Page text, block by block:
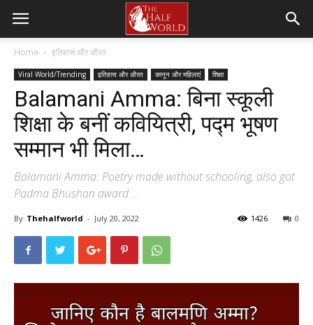
Home इतिहास और औरत
Viral World/Trending इतिहास और औरत कानून और महिलाएं शिक्षा
Balamani Amma: बिना स्कूली
शिक्षा के बनीं कवियित्री, पद्म भूषण
सम्मान भी मिला…
Balamani Amma: Poetry made without schooling, also got
Padma Bhushan award ...
By Thehalfworld - July 20, 2022 0
1426